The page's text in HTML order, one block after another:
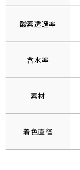
酸素透過率
含水率
素材
着色直径